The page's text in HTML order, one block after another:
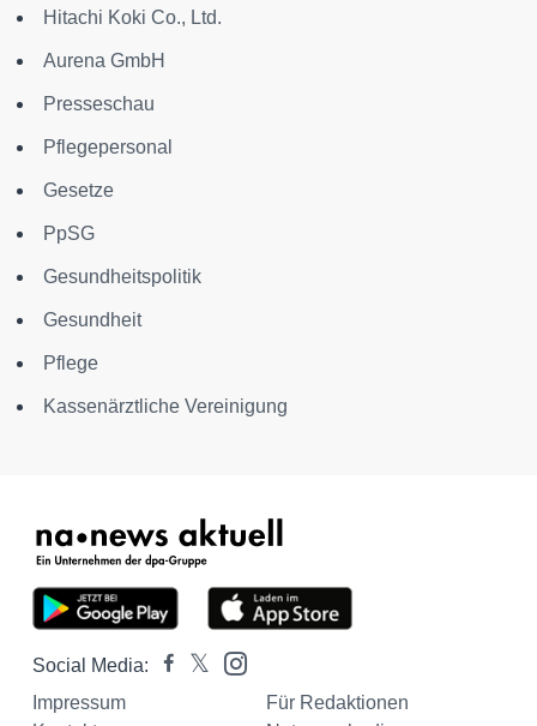
Hitachi Koki Co., Ltd.
Aurena GmbH
Presseschau
Pflegepersonal
Gesetze
PpSG
Gesundheitspolitik
Gesundheit
Pflege
Kassenärztliche Vereinigung
Social Media:
Impressum
Für Redaktionen